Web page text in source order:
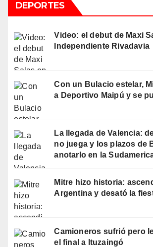
DEPORTES
Video: el debut de Maxi
Independiente Rivadavia
Con un Bulacio estelar,
a Deportivo Maipú y se
La llegada de Valencia:
no juega y los plazos de
anotarlo en la
Mitre hizo historia:
Argentina y desató la
Camioneros sufrió pero
el final a Ituzaingó